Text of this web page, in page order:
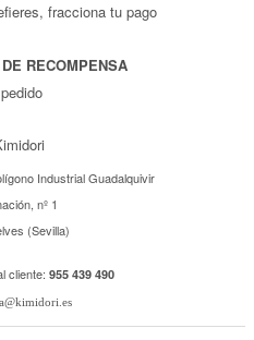
fracciona tu pago
RECOMPENSA
Industrial Guadalquivir
nº 1
(Sevilla)
cliente: 955 439 490